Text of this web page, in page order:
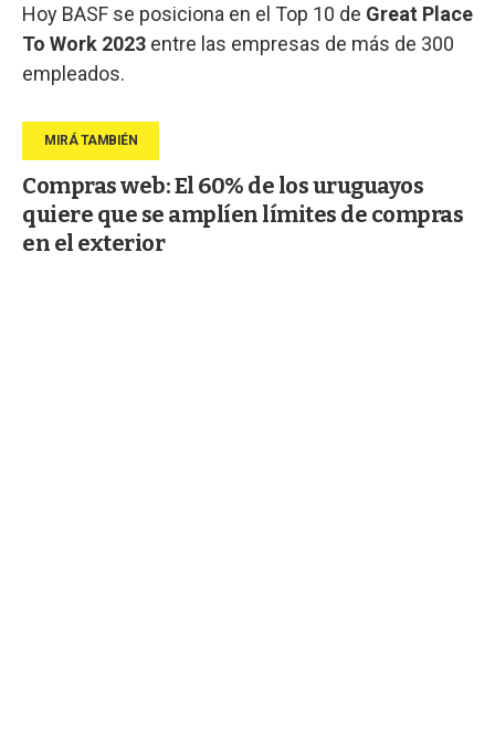
Hoy BASF se posiciona en el Top 10 de Great Place
To Work 2023 entre las empresas de más de 300
empleados.
Compras web: El 60% de los uruguayos
quiere que se amplíen límites de compras
en el exterior